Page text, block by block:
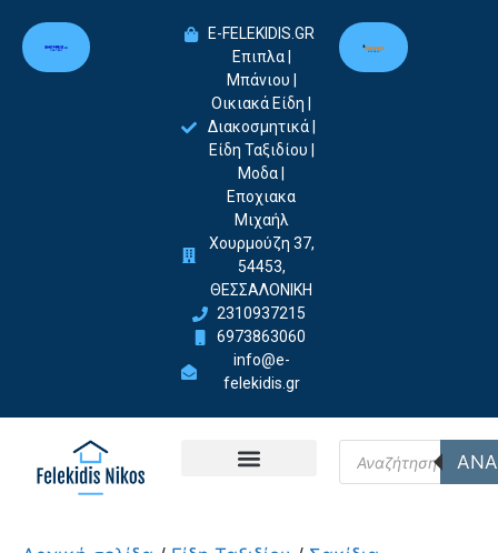
E-FELEKIDIS.GR
Επιπλα |
Μπάνιου |
Οικιακά Είδη |
Διακοσμητικά |
Είδη Ταξιδίου |
Μοδα |
Εποχιακα
Μιχαήλ
Χουρμούζη 37,
54453,
ΘΕΣΣΑΛΟΝΙΚΗ
2310937215
6973863060
info@e-
felekidis.gr